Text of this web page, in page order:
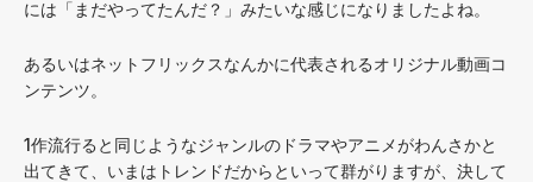
には「まだやってたんだ？」みたいな感じになりましたよね。
あるいはネットフリックスなんかに代表されるオリジナル動画コ
ンテンツ。
1作流行ると同じようなジャンルのドラマやアニメがわんさかと
出てきて、いまはトレンドだからといって群がりますが、決して